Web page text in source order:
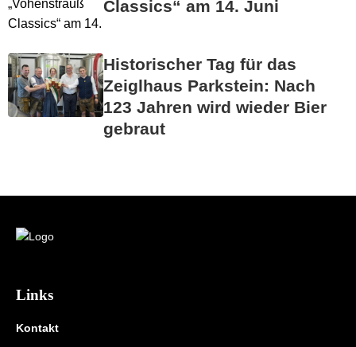
Classics“ am 14. Juni
Historischer Tag für das
Zeiglhaus Parkstein: Nach
123 Jahren wird wieder Bier
gebraut
Links
Kontakt